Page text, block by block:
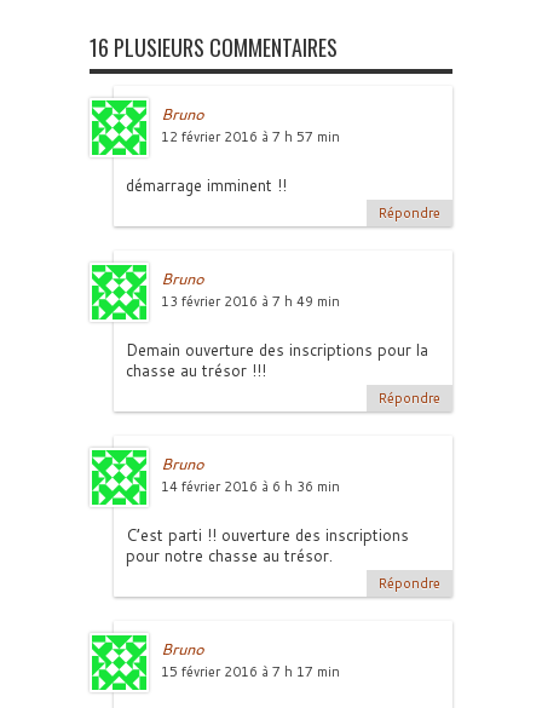
16 PLUSIEURS COMMENTAIRES
Bruno
12 février 2016 à 7 h 57 min
démarrage imminent !!
Répondre
Bruno
13 février 2016 à 7 h 49 min
Demain ouverture des inscriptions pour la
chasse au trésor !!!
Répondre
Bruno
14 février 2016 à 6 h 36 min
C’est parti !! ouverture des inscriptions
pour notre chasse au trésor.
Répondre
Bruno
15 février 2016 à 7 h 17 min